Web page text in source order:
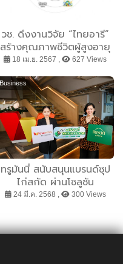
วช. ดึงงานวิจัย “ไทยอารี”
สร้างคุณภาพชีวิตผู้สูงอายุ
เตรียมพร้อมสู่สังคมสูงวัย
18 เม.ย. 2567 , 627 Views
Business
ทรูมันนี่ สนับสนุนแบรนด์ซุป
ไก่สกัด ผ่านโซลูชัน
TrueMoney for Business
“ดื่มแบรนด์ สแกนเลขใน
24 มี.ค. 2568 , 300 Views